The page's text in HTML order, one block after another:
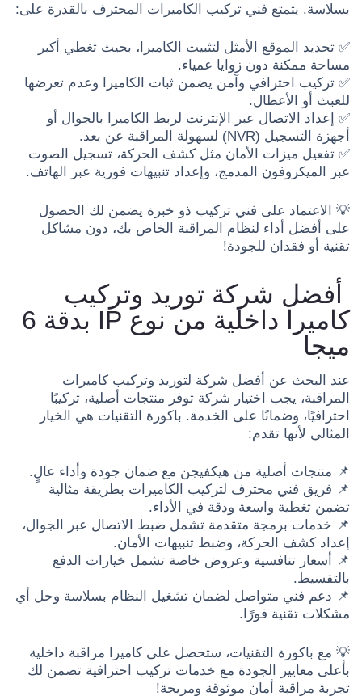
بسلاسة. يتمتع فني تركيب الكاميرات المحترف بالقدرة على:
✅ تحديد الموقع الأمثل لتثبيت الكاميرا، بحيث تغطي أكبر
مساحة ممكنة دون زوايا عمياء.
✅ تركيب احترافي وآمن يضمن ثبات الكاميرا وعدم تعرضها
للعبث أو الأعطال.
✅ إعداد الاتصال عبر الإنترنت لربط الكاميرا بالجوال أو
أجهزة التسجيل (NVR) لسهولة المراقبة عن بعد.
✅ تفعيل ميزات الأمان مثل كشف الحركة، تسجيل الصوت
عبر الميكروفون المدمج، وإعداد تنبيهات فورية عبر الهاتف.
💡 الاعتماد على فني تركيب ذو خبرة يضمن لك الحصول
على أفضل أداء لنظام المراقبة الخاص بك، دون مشاكل
تقنية أو فقدان للجودة!
أفضل شركة توريد وتركيب
كاميرا داخلية من نوع IP بدقة 6
ميجا
عند البحث عن أفضل شركة لتوريد وتركيب كاميرات
المراقبة، يجب اختيار شركة توفر منتجات أصلية، تركيبًا
احترافيًا، وضمانًا على الخدمة. باكورة التقنيات هي الخيار
المثالي لأنها تقدم:
📌 منتجات أصلية من هيكفيجن مع ضمان جودة وأداء عالٍ.
📌 فريق فني محترف لتركيب الكاميرات بطريقة مثالية
تضمن تغطية واسعة ودقة في الأداء.
📌 خدمات برمجة متقدمة تشمل ضبط الاتصال عبر الجوال،
إعداد كشف الحركة، وضبط تنبيهات الأمان.
📌 أسعار تنافسية وعروض خاصة تشمل خيارات الدفع
بالتقسيط.
📌 دعم فني متواصل لضمان تشغيل النظام بسلاسة وحل أي
مشكلات تقنية فورًا.
💡 مع باكورة التقنيات، ستحصل على كاميرا مراقبة داخلية
بأعلى معايير الجودة مع خدمات تركيب احترافية تضمن لك
تجربة مراقبة أمان موثوقة ومريحة!